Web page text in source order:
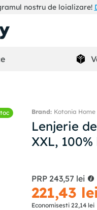
nostru de loializare!
Kotonia Home
Lenjerie
XXL,
PRP 243,57 lei
221,43 lei
Economisesti22,14 lei